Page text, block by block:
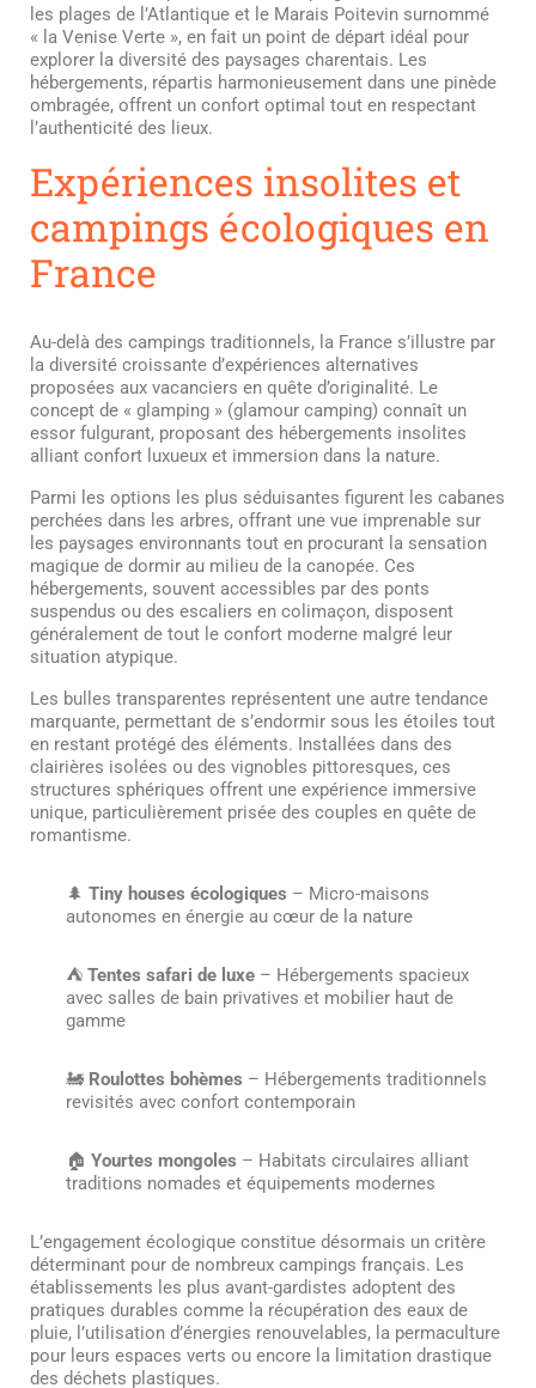
les plages de l’Atlantique et le Marais Poitevin surnommé
« la Venise Verte », en fait un point de départ idéal pour
explorer la diversité des paysages charentais. Les
hébergements, répartis harmonieusement dans une pinède
ombragée, offrent un confort optimal tout en respectant
l’authenticité des lieux.
Expériences insolites et
campings écologiques en
France
Au-delà des campings traditionnels, la France s’illustre par
la diversité croissante d’expériences alternatives
proposées aux vacanciers en quête d’originalité. Le
concept de « glamping » (glamour camping) connaît un
essor fulgurant, proposant des hébergements insolites
alliant confort luxueux et immersion dans la nature.
Parmi les options les plus séduisantes figurent les cabanes
perchées dans les arbres, offrant une vue imprenable sur
les paysages environnants tout en procurant la sensation
magique de dormir au milieu de la canopée. Ces
hébergements, souvent accessibles par des ponts
suspendus ou des escaliers en colimaçon, disposent
généralement de tout le confort moderne malgré leur
situation atypique.
Les bulles transparentes représentent une autre tendance
marquante, permettant de s’endormir sous les étoiles tout
en restant protégé des éléments. Installées dans des
clairières isolées ou des vignobles pittoresques, ces
structures sphériques offrent une expérience immersive
unique, particulièrement prisée des couples en quête de
romantisme.
🌲 Tiny houses écologiques – Micro-maisons
autonomes en énergie au cœur de la nature
⛺ Tentes safari de luxe – Hébergements spacieux
avec salles de bain privatives et mobilier haut de
gamme
🚂 Roulottes bohèmes – Hébergements traditionnels
revisités avec confort contemporain
🏠 Yourtes mongoles – Habitats circulaires alliant
traditions nomades et équipements modernes
L’engagement écologique constitue désormais un critère
déterminant pour de nombreux campings français. Les
établissements les plus avant-gardistes adoptent des
pratiques durables comme la récupération des eaux de
pluie, l’utilisation d’énergies renouvelables, la permaculture
pour leurs espaces verts ou encore la limitation drastique
des déchets plastiques.